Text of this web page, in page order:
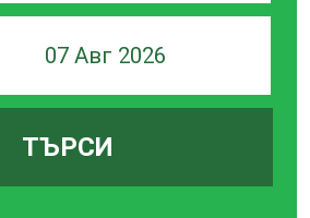
07 Авг 2026
ТЪРСИ